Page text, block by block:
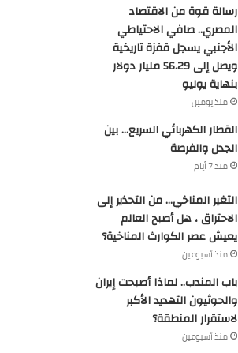
رسالة قوة من الاقتصاد
المصري.. صافي الاحتياطي
الأجنبي يسجل قفزة تاريخية
ويصل إلى 56.29 مليار دولار
بنهاية يوليو
منذ يومين
القطار الكهربائي السريع… بين
الجدل والفرصة
منذ 7 أيام
التغير المناخي… من التحذير إلى
الاحتراق ، هل أصبح العالم
يعيش عصر الكوارث المناخية؟
منذ أسبوعين
باب المندب.. لماذا أصبحت إيران
والحوثيون التهديد الأكبر
لاستقرار المنطقة؟
منذ أسبوعين